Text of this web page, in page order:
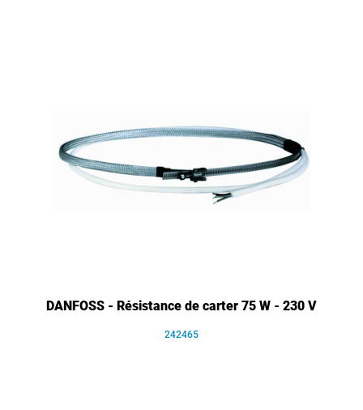
DANFOSS - Résistance de carter 75 W - 230 V
242465